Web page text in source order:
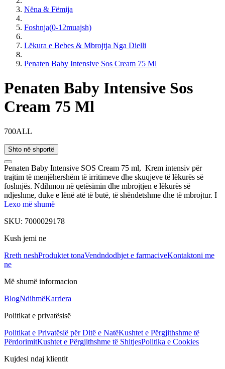
Nëna & Fëmija
Foshnja(0-12muajsh)
Lëkura e Bebes & Mbrojtja Nga Dielli
Penaten Baby Intensive Sos Cream 75 Ml
Penaten Baby Intensive Sos
Cream 75 Ml
700ALL
Shto në shportë
Penaten Baby Intensive SOS Cream 75 ml, Krem intensiv për
trajtim të menjëhershëm të irritimeve dhe skuqjeve të lëkurës së
foshnjës. Ndihmon në qetësimin dhe mbrojtjen e lëkurës së
ndjeshme, duke e lënë atë të butë, të shëndetshme dhe të mbrojtur. I
testuar dermatologjikisht dhe i përshtatshëm për përdorim të
Lexo më shumë
SKU: 7000029178
Kush jemi ne
Rreth neshProduktet tonaVendndodhjet e farmaciveKontaktoni me
ne
Më shumë informacion
BlogNdihmëKarriera
Politikat e privatësisë
Politikat e Privatësië për Ditë e NatëKushtet e Përgjithshme të
PërdorimitKushtet e Përgjithshme të ShitjesPolitika e Cookies
Kujdesi ndaj klientit